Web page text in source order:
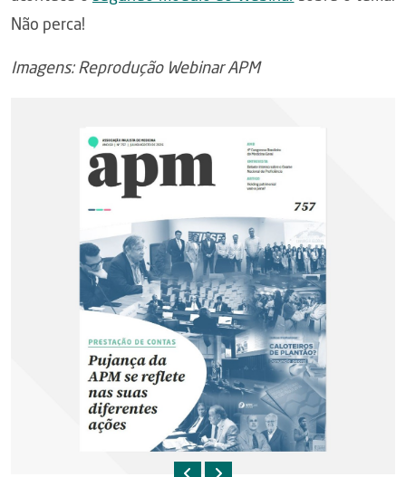
Não perca!
Imagens: Reprodução Webinar APM